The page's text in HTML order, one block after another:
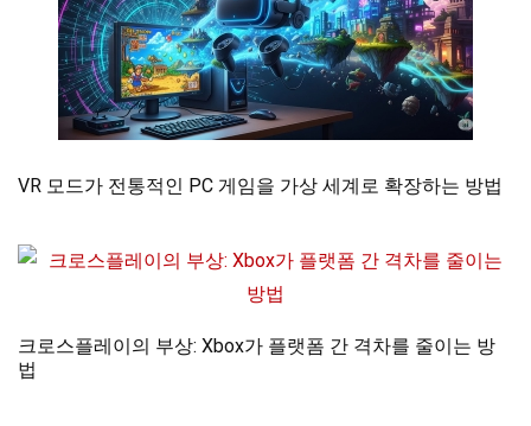
VR 모드가 전통적인 PC 게임을 가상 세계로 확장하는 방법
크로스플레이의 부상: Xbox가 플랫폼 간 격차를 줄이는 방
법